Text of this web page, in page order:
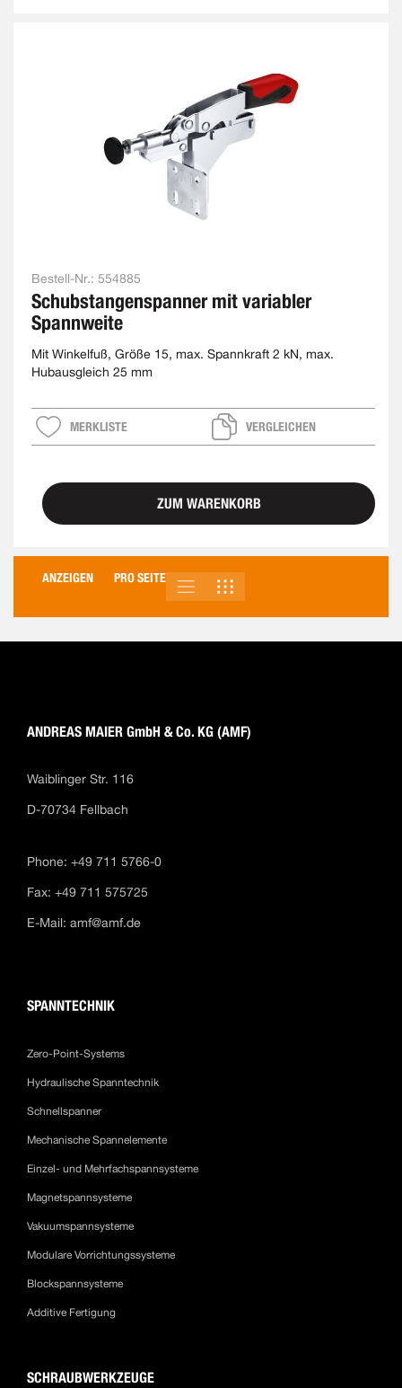
Bestell-Nr.: 554885
Schubstangenspanner mit variabler
Spannweite
Mit Winkelfuß, Größe 15, max. Spannkraft 2 kN, max.
Hubausgleich 25 mm
MERKLISTE VERGLEICHEN
ZUM WARENKORB
ANZEIGEN PRO SEITE
ANSICHT
ALS
LISTE
ANDREAS MAIER GmbH & Co. KG (AMF)
Waiblinger Str. 116
D-70734 Fellbach
Phone: +49 711 5766-0
Fax: +49 711 575725
E-Mail: amf@amf.de
SPANNTECHNIK
Zero-Point-Systems
Hydraulische Spanntechnik
Schnellspanner
Mechanische Spannelemente
Einzel- und Mehrfachspannsysteme
Magnetspannsysteme
Vakuumspannsysteme
Modulare Vorrichtungssysteme
Blockspannsysteme
Additive Fertigung
SCHRAUBWERKZEUGE